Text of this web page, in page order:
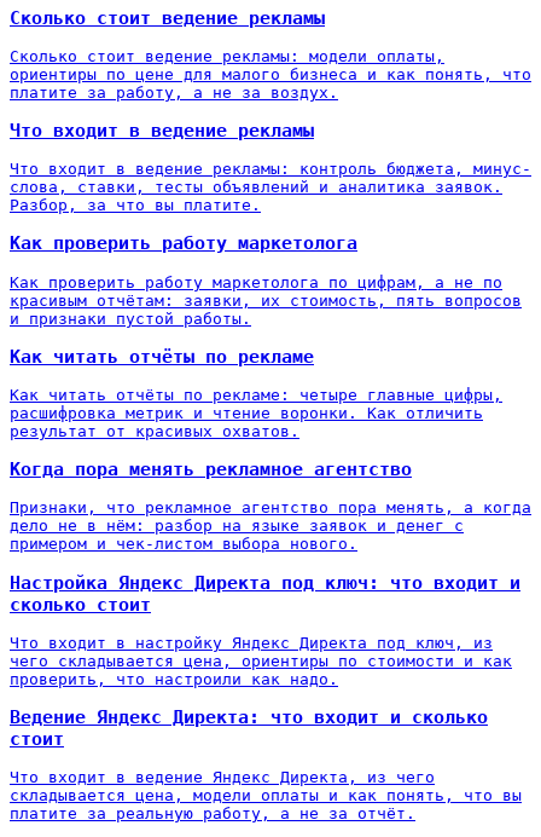
Сколько стоит ведение рекламы
Сколько стоит ведение рекламы: модели оплаты,
ориентиры по цене для малого бизнеса и как понять, что
платите за работу, а не за воздух.
Что входит в ведение рекламы
Что входит в ведение рекламы: контроль бюджета, минус-
слова, ставки, тесты объявлений и аналитика заявок.
Разбор, за что вы платите.
Как проверить работу маркетолога
Как проверить работу маркетолога по цифрам, а не по
красивым отчётам: заявки, их стоимость, пять вопросов
и признаки пустой работы.
Как читать отчёты по рекламе
Как читать отчёты по рекламе: четыре главные цифры,
расшифровка метрик и чтение воронки. Как отличить
результат от красивых охватов.
Когда пора менять рекламное агентство
Признаки, что рекламное агентство пора менять, а когда
дело не в нём: разбор на языке заявок и денег с
примером и чек-листом выбора нового.
Настройка Яндекс Директа под ключ: что входит и
сколько стоит
Что входит в настройку Яндекс Директа под ключ, из
чего складывается цена, ориентиры по стоимости и как
проверить, что настроили как надо.
Ведение Яндекс Директа: что входит и сколько
стоит
Что входит в ведение Яндекс Директа, из чего
складывается цена, модели оплаты и как понять, что вы
платите за реальную работу, а не за отчёт.